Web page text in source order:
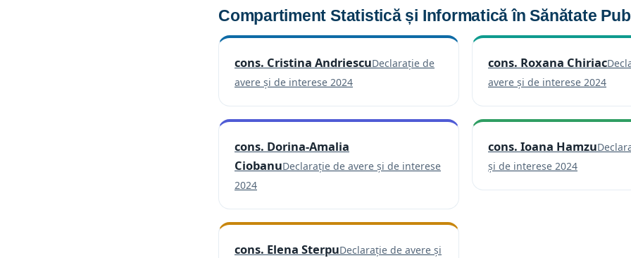
Compartiment Statistică și Informatică în Sănătate
cons. Cristina AndriescuDeclarație de
avere și de interese 2024(se deschide într-o filă nouă)
cons. Roxana Chiriac
avere și de interese 2024(se
cons. Dorina-Amalia
CiobanuDeclarație de avere și de interese
2024(se deschide într-o filă nouă)
cons. Ioana Hamzu
și de interese 2024(se
cons. Elena SterpuDeclarație de avere și